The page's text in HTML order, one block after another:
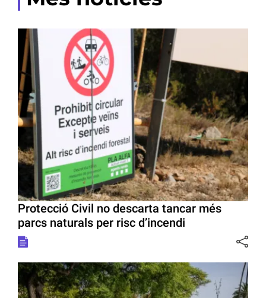
Protecció Civil no descarta tancar més
parcs naturals per risc d’incendi